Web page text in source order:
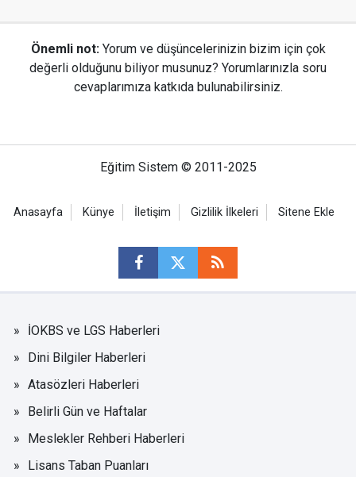
Önemli not: Yorum ve düşüncelerinizin bizim için çok
değerli olduğunu biliyor musunuz? Yorumlarınızla soru
cevaplarımıza katkıda bulunabilirsiniz.
Eğitim Sistem © 2011-2025
Anasayfa Künye İletişim Gizlilik İlkeleri Sitene Ekle
İOKBS ve LGS Haberleri
Dini Bilgiler Haberleri
Atasözleri Haberleri
Belirli Gün ve Haftalar
Meslekler Rehberi Haberleri
Lisans Taban Puanları